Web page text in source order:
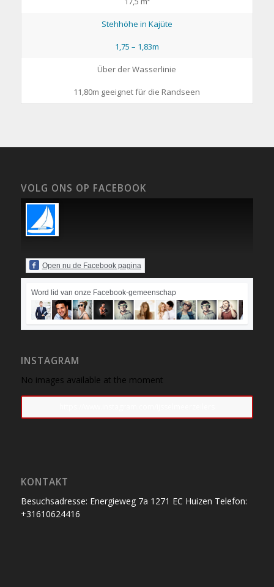
Stehhöhe in Kajüte
1,75 – 1,83m
Über der Wasserlinie
11,80m geeignet für die Randseen
VOLG ONS OP FACEBOOK
Open nu de Facebook pagina
Word lid van onze Facebook-gemeenschap
INSTAGRAM
No images available at the moment
KONTAKT
Besuchsadresse: Energieweg 7a 1271 EC Huizen Telefon:
+31610624416